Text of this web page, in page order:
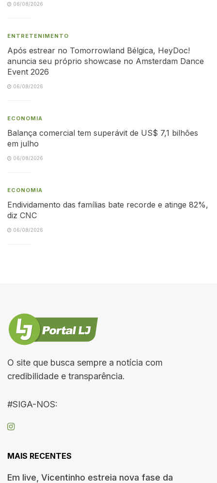
06/08/2026
ENTRETENIMENTO
Após estrear no Tomorrowland Bélgica, HeyDoc!
anuncia seu próprio showcase no Amsterdam Dance
Event 2026
06/08/2026
ECONOMIA
Balança comercial tem superávit de US$ 7,1 bilhões
em julho
06/08/2026
ECONOMIA
Endividamento das famílias bate recorde e atinge 82%,
diz CNC
06/08/2026
O site que busca sempre a notícia com
credibilidade e transparência.
#SIGA-NOS:
MAIS RECENTES
Em live, Vicentinho estreia nova fase da